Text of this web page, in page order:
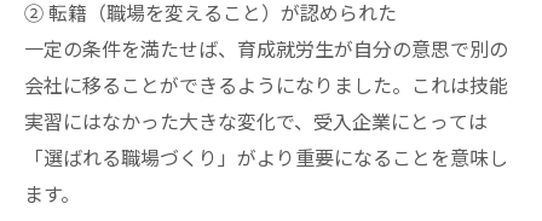
② 転籍（職場を変えること）が認められた
一定の条件を満たせば、育成就労生が自分の意思で別の
会社に移ることができるようになりました。これは技能
実習にはなかった大きな変化で、受入企業にとっては
「選ばれる職場づくり」がより重要になることを意味し
ます。